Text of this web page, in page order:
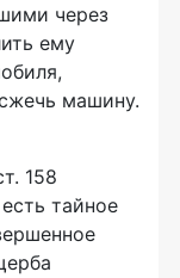
через
ему
машину.
158
тайное